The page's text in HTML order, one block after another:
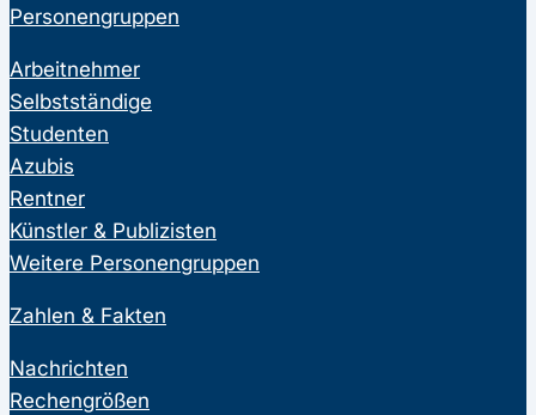
Personengruppen
Arbeitnehmer
Selbstständige
Studenten
Azubis
Rentner
Künstler & Publizisten
Weitere Personengruppen
Zahlen & Fakten
Nachrichten
Rechengrößen